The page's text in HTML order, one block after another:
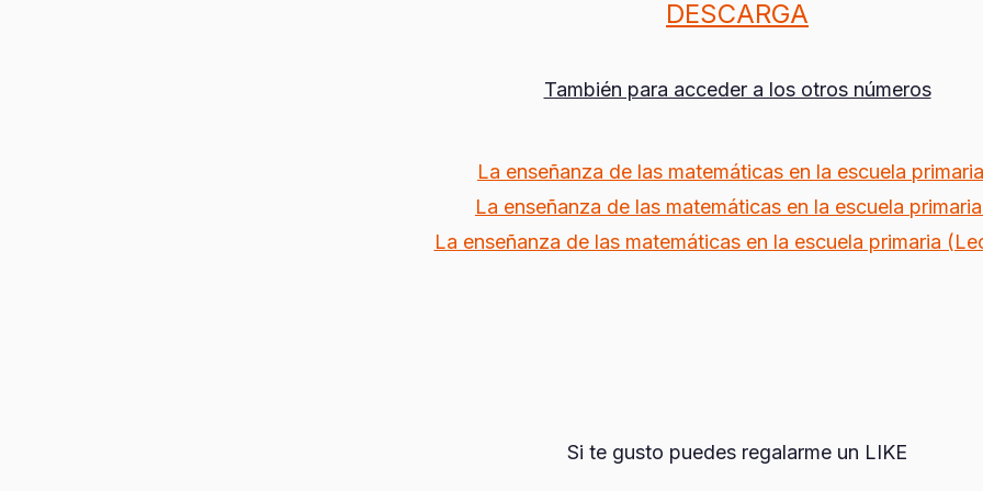
DESCARGA
También para acceder a los otros números
La enseñanza de las matemáticas en la escuela
La enseñanza de las matemáticas en la escuela
La enseñanza de las matemáticas en la escuela primaria
Si te gusto puedes regalarme un LIKE